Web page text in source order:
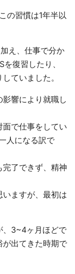
の習慣は1年半以
え、仕事で分か
復習したり、
ていました。
響により就職し
で仕事をしてい
人になる訳で
了できず、精神
いますが、最初は
、3~4ヶ月ほどで
が出てきた時期で